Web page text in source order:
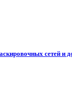
сетей и